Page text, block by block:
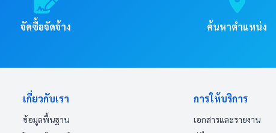
จัดซื้อจัดจ้าง ค้นหาตำแหน่ง
เกี่ยวกับเรา
ข้อมูลพื้นฐาน
การให้บริการ
เอกสารและรายงาน